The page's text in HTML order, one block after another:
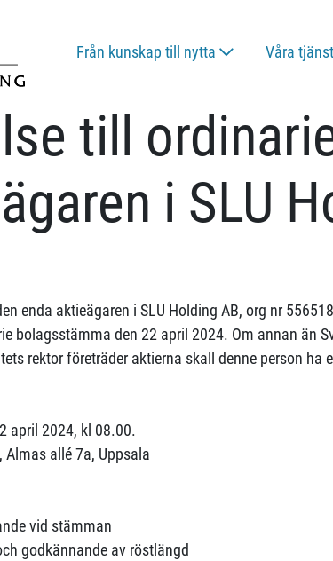
Från kunskap till nytta Våra
till
i SLU
enda aktieägaren i SLU Holding AB, org nr
bolagsstämma den 22 april 2024. Om annan än
rektor företräder aktierna skall denne person ha
april 2024, kl 08.00.
Almas allé 7a, Uppsala
vid stämman
godkännande av röstlängd